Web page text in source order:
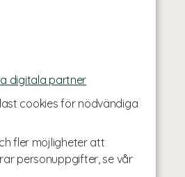
digitala partner
cookies för nödvändiga
fler möjligheter att
personuppgifter, se vår